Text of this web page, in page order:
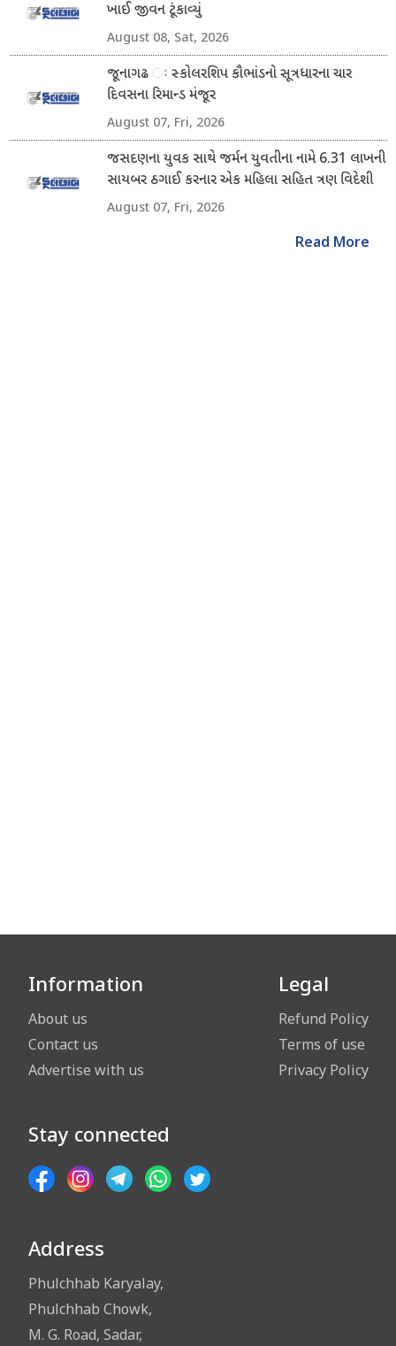
ખાઈ જીવન ટૂંકાવ્યું
August 08, Sat, 2026
જૂનાગઢ ઃ સ્કોલરશિપ કૌભાંડનો સૂત્રધારના ચાર
દિવસના રિમાન્ડ મંજૂર
August 07, Fri, 2026
જસદણના યુવક સાથે જર્મન યુવતીના નામે 6.31 લાખની
સાયબર ઠગાઈ કરનાર એક મહિલા સહિત ત્રણ વિદેશી
નાગરિક ઝડપાયા
August 07, Fri, 2026
Read More
Information
About us
Contact us
Advertise with us
Legal
Refund Policy
Terms of use
Privacy Policy
Stay connected
Address
Phulchhab Karyalay,
Phulchhab Chowk,
M. G. Road, Sadar,